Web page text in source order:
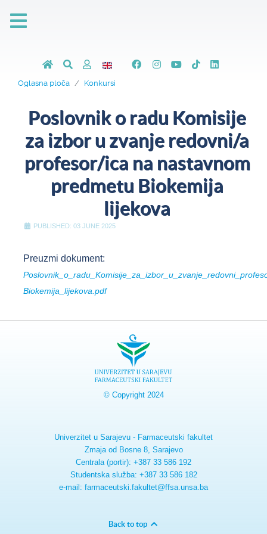
Oglasna ploča Konkursi
Poslovnik o radu Komisije
za izbor u zvanje redovni/a
profesor/ica na nastavnom
predmetu Biokemija
lijekova
PUBLISHED: 03 JUNE 2025
Preuzmi dokument:
Biokemija_lijekova.pdf
© Copyright 2024
Univerzitet u Sarajevu - Farmaceutski fakultet
Zmaja od Bosne 8, Sarajevo
Centrala (portir): +387 33 586 192
Studentska služba: +387 33 586 182
e-mail: farmaceutski.fakultet@ffsa.unsa.ba
Back to top